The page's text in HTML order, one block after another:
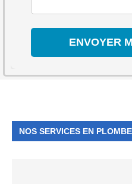
NOS SERVICES EN